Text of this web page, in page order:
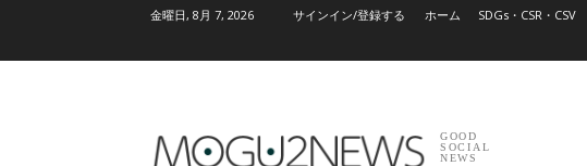
金曜日, 8月 7, 2026 サインイン/登録する ホーム SDGs・CSR・CSV
GOOD
SOCIAL
NEWS